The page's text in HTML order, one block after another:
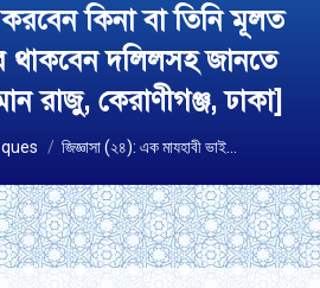
কিনা বা তিনি মূলত
দলিলসহ জানতে
রাজু, কেরাণীগঞ্জ, ঢাকা]
জিজ্ঞাসা (২৪): এক মাযহাবী ভাই…